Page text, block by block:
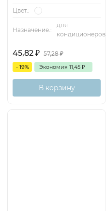
Цвет.:
Назначение.:
для
кондиционеров
45,82 ₽ 57,28₽
- 19% Экономия 11,45 ₽
В корзину